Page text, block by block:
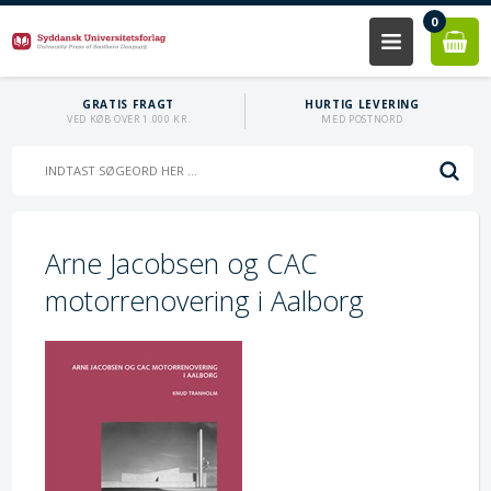
0
GRATIS FRAGT
VED KØB OVER 1.000 KR.
HURTIG LEVERING
MED POSTNORD
Arne Jacobsen og CAC
motorrenovering i Aalborg